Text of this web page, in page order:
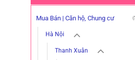
Mua Bán | Căn hộ, Chung cư
Hà Nội
Thanh Xuân